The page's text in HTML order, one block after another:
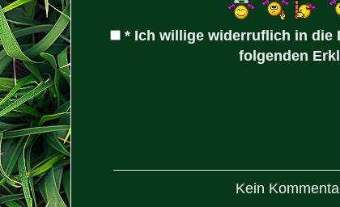
* Ich willige widerruflich in die
folgenden
Kein